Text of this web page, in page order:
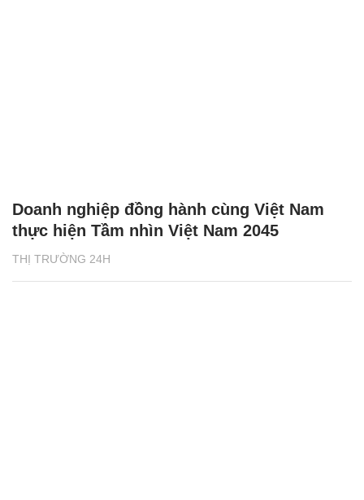
THỊ TRƯỜNG 24H
Doanh nghiệp đồng hành cùng Việt Nam
thực hiện Tầm nhìn Việt Nam 2045